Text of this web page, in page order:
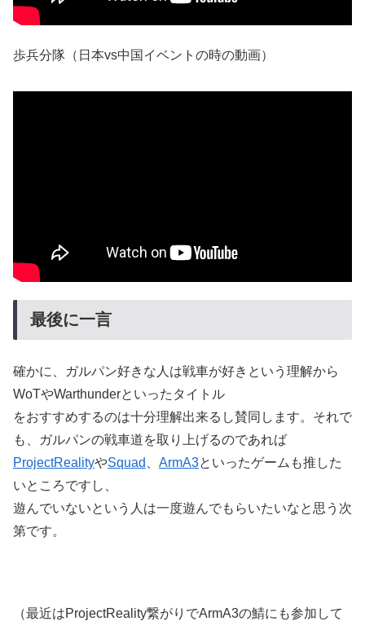
歩兵分隊（日本vs中国イベントの時の動画）
最後に一言
確かに、ガルパン好きな人は戦車が好きという理解から
WoTやWarthunderといったタイトル
をおすすめするのは十分理解出来るし賛同します。それで
も、ガルパンの戦車道を取り上げるのであれば
ProjectRealityやSquad ArmA3といったゲームも推した
いところですし、
遊んでいないという人は一度遊んでもらいたいなと思う次
第です。
（最近はProjectReality繋がりでArmA3の鯖にも参加して